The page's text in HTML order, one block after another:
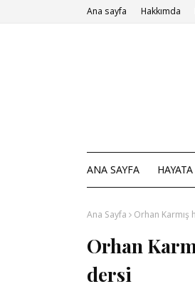
Ana sayfa Hakkımda
ANA SAYFA
Ana Sayfa Orhan
Orhan
dersi